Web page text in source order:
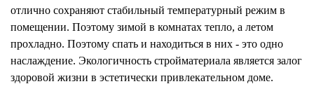
отлично сохраняют стабильный температурный режим в
помещении. Поэтому зимой в комнатах тепло, а летом
прохладно. Поэтому спать и находиться в них - это одно
наслаждение. Экологичность стройматериала является залог
здоровой жизни в эстетически привлекательном доме.